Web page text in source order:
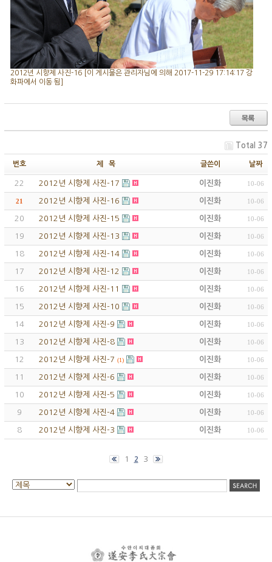
2012년 시향제 사진-16 [이 게시물은 관리자님에 의해 2017-11-29 17:14:17 강
화파에서 이동 됨]
Total 37
번호 제 목 글쓴이 날짜
22 2012년 시향제 사진-17 이진화 10-06
21 2012년 시향제 사진-16 이진화 10-06
20 2012년 시향제 사진-15 이진화 10-06
19 2012년 시향제 사진-13 이진화 10-06
18 2012년 시향제 사진-14 이진화 10-06
17 2012년 시향제 사진-12 이진화 10-06
16 2012년 시향제 사진-11 이진화 10-06
15 2012년 시향제 사진-10 이진화 10-06
14 2012년 시향제 사진-9 이진화 10-06
13 2012년 시향제 사진-8 이진화 10-06
12 2012년 시향제 사진-7 (1) 이진화 10-06
11 2012년 시향제 사진-6 이진화 10-06
10 2012년 시향제 사진-5 이진화 10-06
9 2012년 시향제 사진-4 이진화 10-06
8 2012년 시향제 사진-3 이진화 10-06
1 2 3